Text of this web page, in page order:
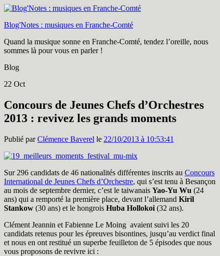
Blog'Notes : musiques en Franche-Comté
Quand la musique sonne en Franche-Comté, tendez l’oreille, nous
sommes là pour vous en parler !
Blog
22 Oct
Concours de Jeunes Chefs d’Orchestres
2013 : revivez les grands moments
Publié parClémence Baverel le 22/10/2013 à 10:53:41
Sur 296 candidats de 46 nationalités différentes inscrits au Concours
International de Jeunes Chefs d’Orchestre, qui s’est tenu à Besançon
au mois de septembre dernier, c’est le taiwanais Yao-Yu Wu (24
ans) qui a remporté la première place, devant l’allemand Kiril
Stankow (30 ans) et le hongrois Huba Hollokoi (32 ans).
Clément Jeannin et Fabienne Le Moing avaient suivi les 20
candidats retenus pour les épreuves bisontines, jusqu’au verdict final
et nous en ont restitué un superbe feuilleton de 5 épisodes que nous
vous proposons de revivre ici :